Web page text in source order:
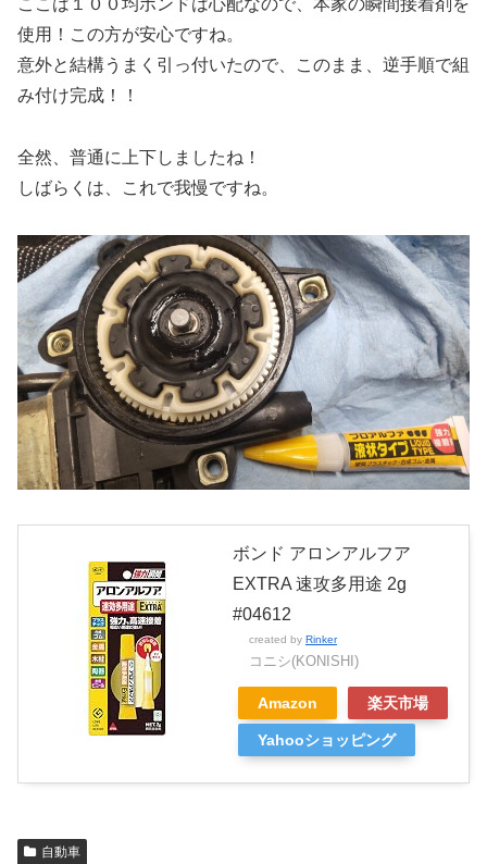
ここは１００均ボンドは心配なので、本家の瞬間接着剤を
使用！この方が安心ですね。
意外と結構うまく引っ付いたので、このまま、逆手順で組
み付け完成！！
全然、普通に上下しましたね！
しばらくは、これで我慢ですね。
ボンド アロンアルフア
EXTRA 速攻多用途 2g
#04612
created by Rinker
コニシ(KONISHI)
Amazon 楽天市場
Yahooショッピング
自動車